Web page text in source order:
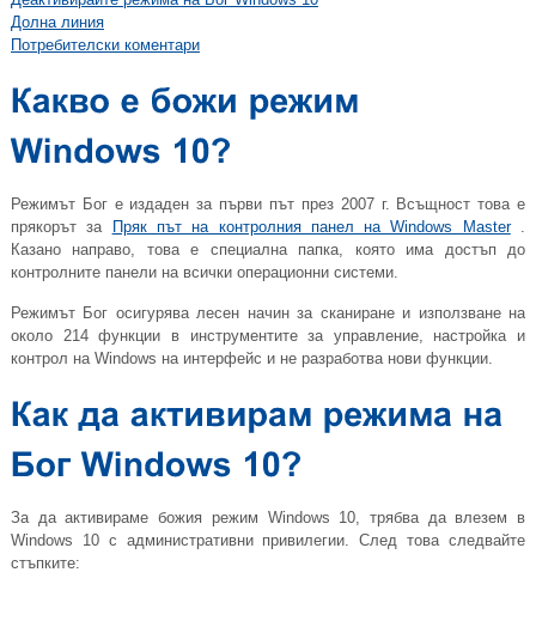
Долна линия
Потребителски коментари
Режимът Бог е издаден за първи път през 2007 г. Всъщност това е
прякорът за
Пряк път на контролния панел на Windows Master.
Казано направо, това е специална папка, която има достъп до
контролните панели на всички операционни системи.
Режимът Бог осигурява лесен начин за сканиране и използване на
около 214 функции в инструментите за управление, настройка и
контрол на Windows на интерфейс и не разработва нови функции.
За да активираме божия режим Windows 10, трябва да влезем в
Windows 10 с административни привилегии. След това следвайте
стъпките: